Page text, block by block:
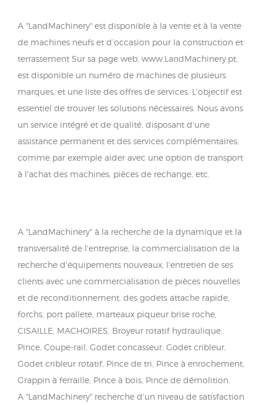
A "LandMachinery" est disponible à la vente et à la vente
de machines neufs et d’occasion pour la construction et
terrassement Sur sa page web, www.LandMachinery.pt,
est disponible un numéro de machines de plusieurs
marques, et une liste des offres de services. L'objectif est
essentiel de trouver les solutions nécessaires. Nous avons
un service intégré et de qualité, disposant d'une
assistance permanent et des services complémentaires,
comme par exemple aider avec une option de transport
à l'achat des machines, pièces de rechange, etc.
A "LandMachinery" à la recherche de la dynamique et la
transversalité de l'entreprise, la commercialisation de la
recherche d'équipements nouveaux, l'entretien de ses
clients avec une commercialisation de pièces nouvelles
et de reconditionnement, des godets attache rapide,
forchs, port pallete, marteaux piqueur brise roche,
CISAILLE, MACHOIRES, Broyeur rotatif hydraulique,
Pince, Coupe-rail, Godet concasseur, Godet cribleur,
Godet cribleur rotatif, Pince de tri, Pince à enrochement,
Grappin à ferraille, Pince à bois, Pince de démolition.
A "LandMachinery" recherche d'un niveau de satisfaction